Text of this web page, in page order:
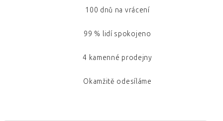
100 dnů na vrácení
99 % lidí spokojeno
4 kamenné prodejny
Okamžitě odesíláme